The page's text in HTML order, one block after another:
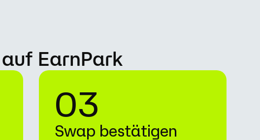
EarnPark
03
Swap bestätigen